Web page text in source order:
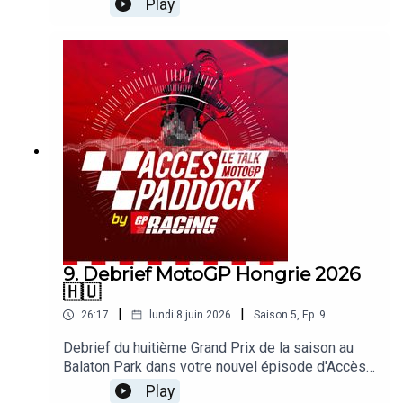
Turco et Alexis Delisse. Avec une large page
consacrée à la victoire de Marc Marquez ! On
revient également sur le craquage de Marco
Bezzecchi, la montée en puissance d'AI Ogura ou
le quatrième podium consécutif de Pecco
Bagnaia. Sans oublier les sujets brulants qui
agitent le paddock !
Play
9. Debrief MotoGP Hongrie 2026
🇭🇺
26:17 lundi 8 juin 2026 Saison 5, Ep. 9
Debrief du huitième Grand Prix de la saison au
Balaton Park dans votre nouvel épisode d'Accès
Paddock grâce nos reporters sur les Grands Prix
Play